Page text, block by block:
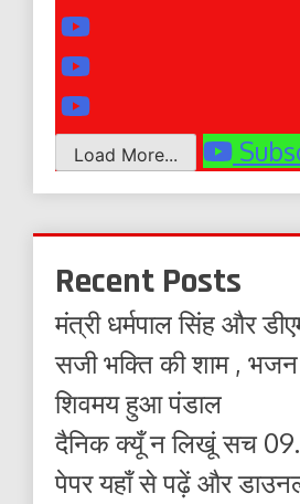
Load More...
Recent Posts
मंत्री धर्मपाल सिंह और
सजी भक्ति की शाम ,
शिवमय हुआ पंडाल
दैनिक क्यूँ न लिखूं सच
पेपर यहाँ से पढ़ें और